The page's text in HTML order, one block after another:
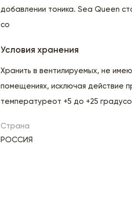
добавлении тоника. Sea Queen
со
Условия хранения
Хранить в вентилируемых, не
помещениях, исключая действие
температуреот +5 до +25
Страна
РОССИЯ